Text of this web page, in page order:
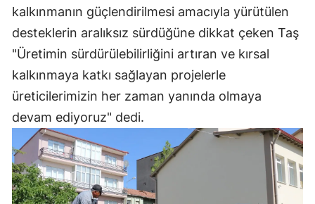
Osmaniye
Düzce
kalkınmanın güçlendirilmesi amacıyla yürütülen
desteklerin aralıksız sürdüğüne dikkat çeken Taş
"Üretimin sürdürülebilirliğini artıran ve kırsal
kalkınmaya katkı sağlayan projelerle
üreticilerimizin her zaman yanında olmaya
devam ediyoruz" dedi.